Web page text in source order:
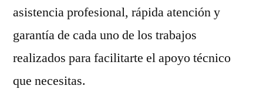
asistencia profesional, rápida atención y
garantía de cada uno de los trabajos
realizados para facilitarte el apoyo técnico
que necesitas.